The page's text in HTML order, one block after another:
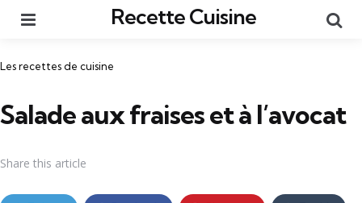
Recette Cuisine
Catégories
Les recettes de cuisine
Salade aux fraises et à l’avocat
Share this article